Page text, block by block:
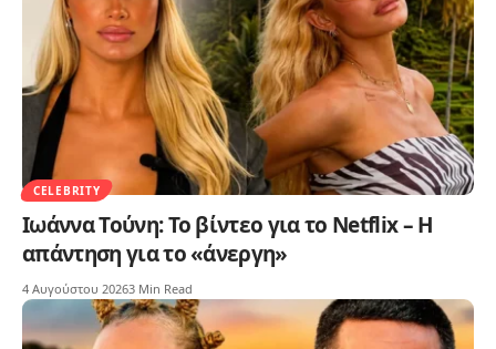
CELEBRITY
Ιωάννα Τούνη: Το βίντεο για το Netflix – Η
απάντηση για το «άνεργη»
4 Αυγούστου 20263 Min Read